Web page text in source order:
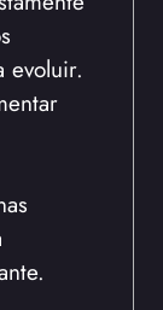
evoluir.